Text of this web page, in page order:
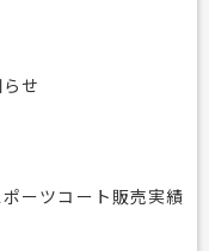
せ
ーツコート販売実績